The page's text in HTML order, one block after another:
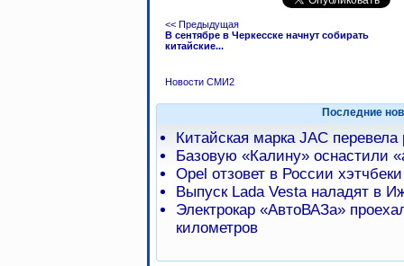
<< Предыдущая
В сентябре в Черкесске начнут собирать
китайские...
Новости СМИ2
Последние
Китайская марка JAC
Базовую «Калину» оснастили
Opel отзовет в России
Выпуск Lada Vesta наладят в
Электрокар «АвтоВАЗа»
километров